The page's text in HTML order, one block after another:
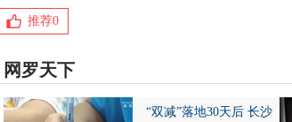
推荐0
网罗天下
“双减”落地30天后 长沙